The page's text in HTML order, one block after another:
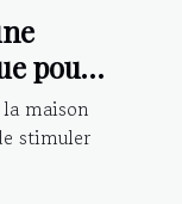
pour
maison
stimuler